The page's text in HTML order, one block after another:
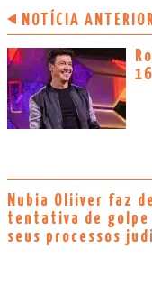
NOTÍCIA
Nubia Oliiver faz
tentativa de golpe
seus processos